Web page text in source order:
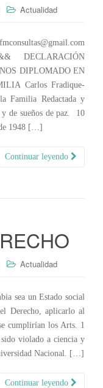
Actualidad
DECLARACIÓN
DIPLOMADO EN
Carlos Fradique-
Familia Redactada y
de sueños de paz. 10
1948 […]
Continuar leyendo
Actualidad
sea un Estado social
Derecho, aplicarlo al
cumplirían los Arts. 1
violado a ciencia y
Nacional. […]
Continuar leyendo